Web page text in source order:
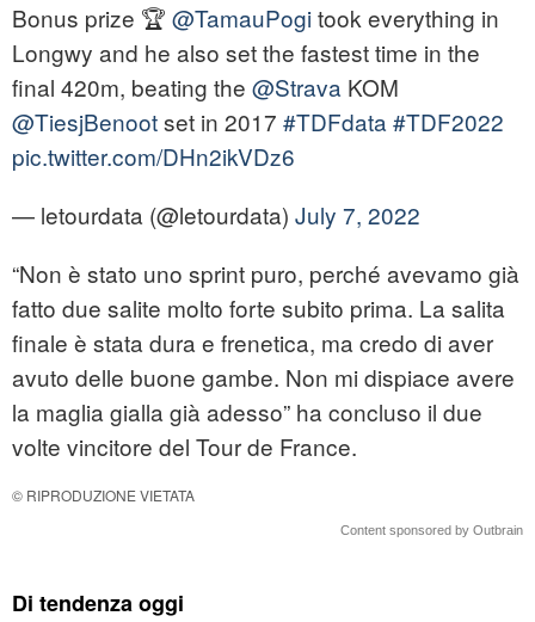
Bonus prize 🏆 @TamauPogitook everything in
Longwy and he also set the fastest time in the
final 420m, beating the @Strava KOM
@TiesjBenootset in 2017 #TDFdata #TDF2022
pic.twitter.com/DHn2ikVDz6
— letourdata (@letourdata) July 7, 2022
“Non è stato uno sprint puro, perché avevamo già
fatto due salite molto forte subito prima. La salita
finale è stata dura e frenetica, ma credo di aver
avuto delle buone gambe. Non mi dispiace avere
la maglia gialla già adesso” ha concluso il due
volte vincitore del Tour de France.
© RIPRODUZIONE VIETATA
Content sponsored by Outbrain
Di tendenza oggi